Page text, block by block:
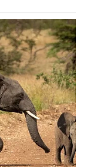
najboljim